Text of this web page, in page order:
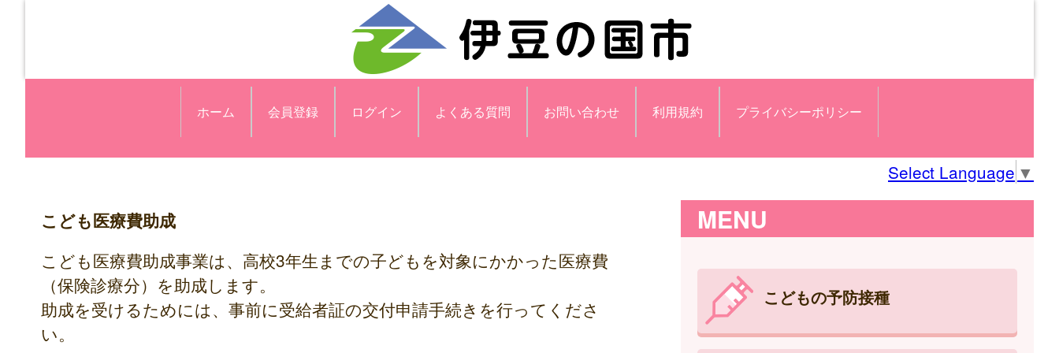
ホーム 会員登録 ログイン よくある質問 お問い合わせ 利用規約 プライバシーポリシー
Select Language ▼
こども医療費助成
こども医療費助成事業は、高校3年生までの子どもを対象にかかった医療費
（保険診療分）を助成します。
助成を受けるためには、事前に受給者証の交付申請手続きを行ってくださ
い。
MENU
こどもの予防接種